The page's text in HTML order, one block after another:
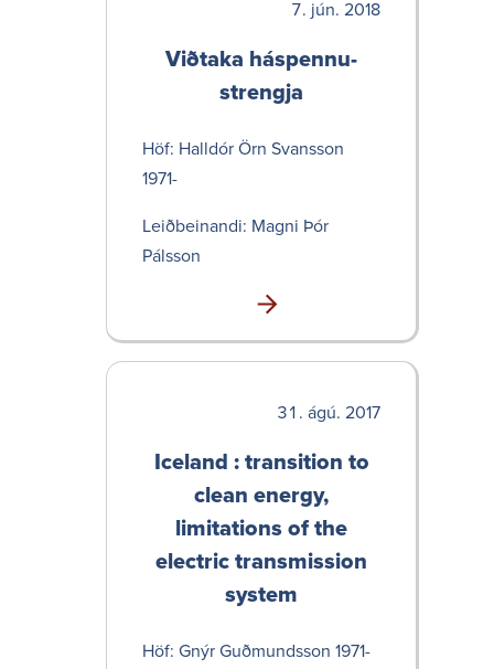
jún. 2018
Viðtaka háspennu­
strengja
Höf: Halldór Örn Svansson
1971-
Leið­bein­andi: Magni Þór
Pálsson
ágú. 2017
Iceland : transition to
clean energy,
limitations of the
electric transmission
system
Höf: Gnýr Guðmundsson 1971-